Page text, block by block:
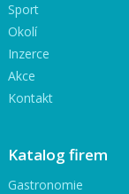
Sport
Okolí
Inzerce
Akce
Kontakt
Katalog firem
Gastronomie